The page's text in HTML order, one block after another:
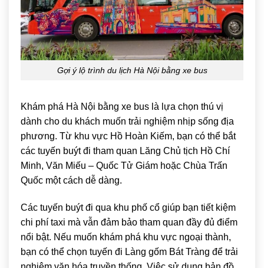
Gợi ý lộ trình du lịch Hà Nội bằng xe bus
Khám phá Hà Nội bằng xe bus là lựa chọn thú vị
dành cho du khách muốn trải nghiệm nhịp sống địa
phương. Từ khu vực Hồ Hoàn Kiếm, bạn có thể bắt
các tuyến buýt đi tham quan Lăng Chủ tịch Hồ Chí
Minh, Văn Miếu – Quốc Tử Giám hoặc Chùa Trấn
Quốc một cách dễ dàng.
Các tuyến buýt đi qua khu phố cổ giúp bạn tiết kiệm
chi phí taxi mà vẫn đảm bảo tham quan đầy đủ điểm
nổi bật. Nếu muốn khám phá khu vực ngoại thành,
bạn có thể chọn tuyến đi Làng gốm Bát Tràng để trải